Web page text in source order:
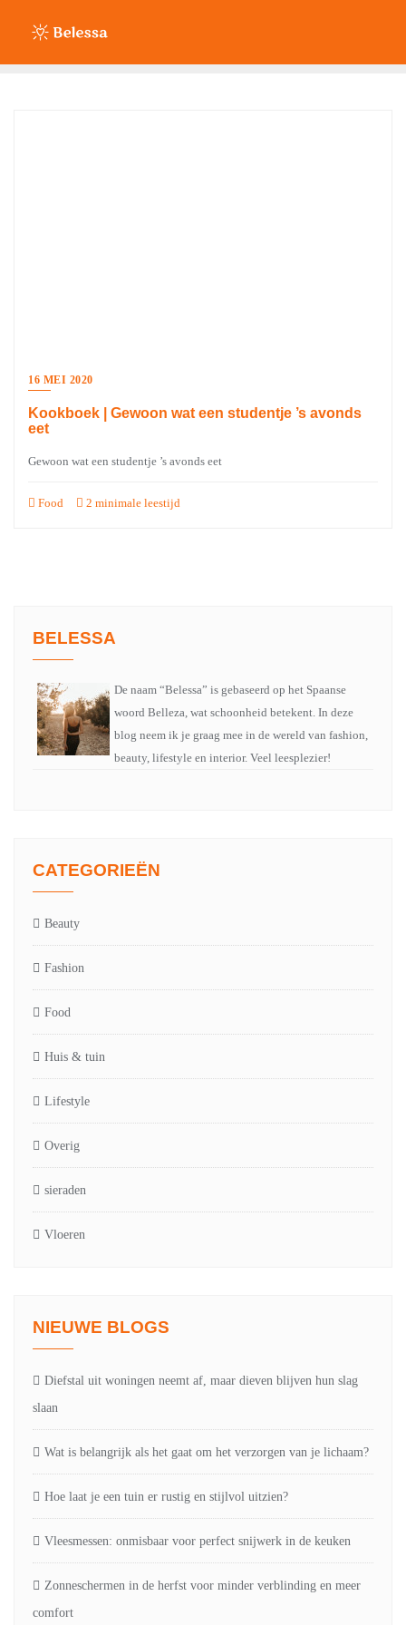
16 MEI 2020
Kookboek | Gewoon wat een studentje ’s avonds
eet
Gewoon wat een studentje ’s avonds eet
Food 2 minimale leestijd
BELESSA
De naam “Belessa” is gebaseerd op het Spaanse
woord Belleza, wat schoonheid betekent. In deze
blog neem ik je graag mee in de wereld van fashion,
beauty, lifestyle en interior. Veel leesplezier!
CATEGORIEËN
Beauty
Fashion
Food
Huis & tuin
Lifestyle
Overig
sieraden
Vloeren
NIEUWE BLOGS
Diefstal uit woningen neemt af, maar dieven blijven hun slag
slaan
Wat is belangrijk als het gaat om het verzorgen van je lichaam?
Hoe laat je een tuin er rustig en stijlvol uitzien?
Vleesmessen: onmisbaar voor perfect snijwerk in de keuken
Zonneschermen in de herfst voor minder verblinding en meer
comfort